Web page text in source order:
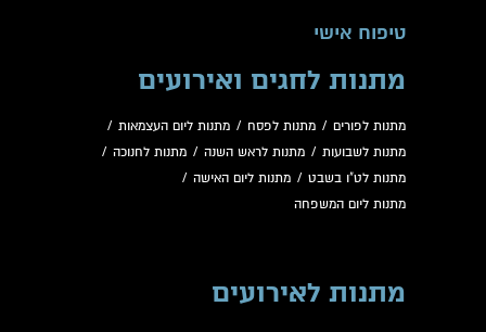
טיפוח אישי
מתנות לחגים ואירועים
מתנות לפורים / מתנות לפסח / מתנות ליום העצמאות /
מתנות לשבועות / מתנות לראש השנה / מתנות לחנוכה /
מתנות לט"ו בשבט / מתנות ליום האישה /
מתנות ליום המשפחה
מתנות לאירועים